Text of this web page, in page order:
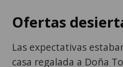
Ofertas
Las expectativas
casa regalada a Doña